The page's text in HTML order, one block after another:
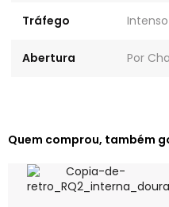
Tráfego Intenso
Abertura Por
Quem comprou, também